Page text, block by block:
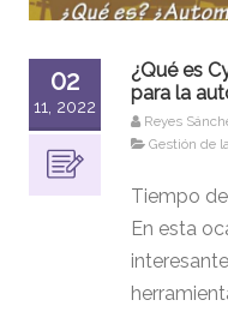
02
11, 2022
¿Qué es
para la
Reyes
Gestión de
Tiempo
En esta